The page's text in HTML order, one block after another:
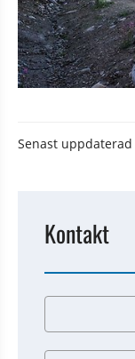
Senast uppdaterad
Kontakt